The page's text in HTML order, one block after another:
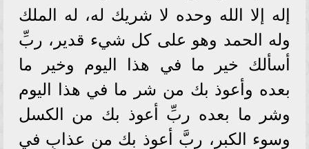
إله إلا الله وحده لا شريك له، له الملك
وله الحمد وهو على كل شيء قدير، ربِّ
أسألك خير ما في هذا اليوم وخير ما
بعده وأعوذ بك من شر ما في هذا اليوم
وشر ما بعده ربِّ أعوذ بك من الكسل
وسوء الكبر، ربَّ أعوذ بك من عذابٍ في